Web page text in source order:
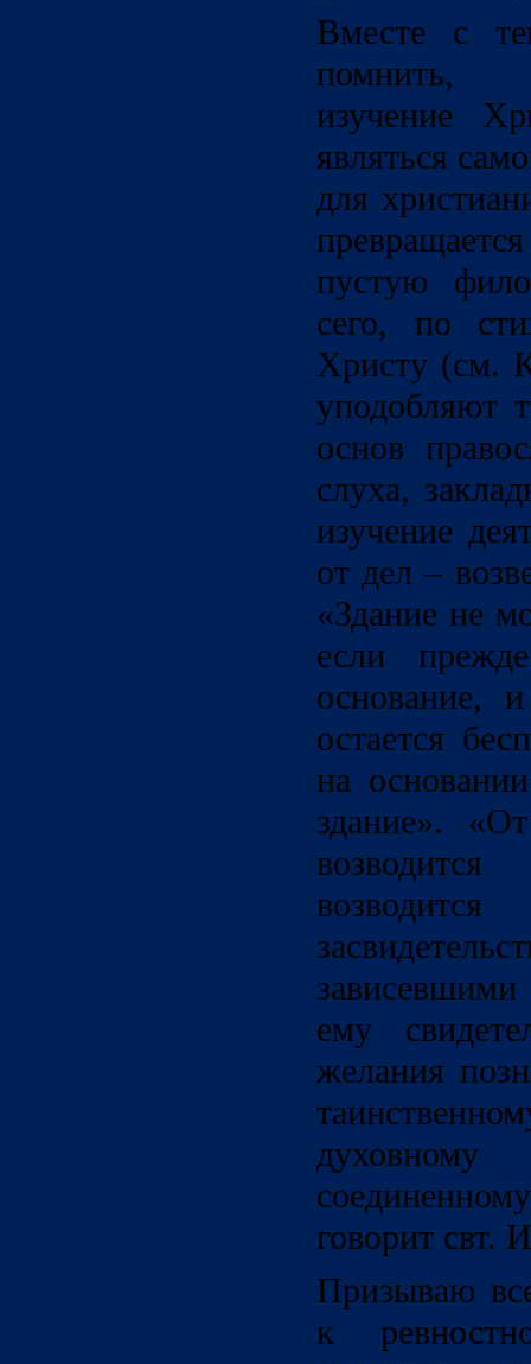
Вместе с
помнить,
изучение
являться
для
пустую
сего, по
Христу (см.
уподобляют
основ
слуха,
изучение
от дел –
«Здание не
если
основание,
остается
на
здание».
ему
желания
говорит свт.
Призываю
к